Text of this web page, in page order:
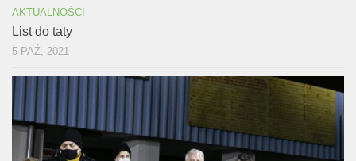
AKTUALNOŚCI
List do taty
5 PAŹ, 2021